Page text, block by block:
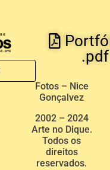
.pdf
Fotos – Nice
Gonçalvez
2002 – 2024
Arte no Dique.
Todos os
direitos
reservados.